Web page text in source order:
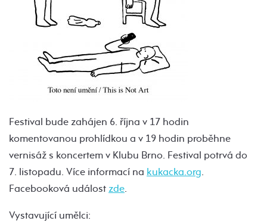
Festival bude zahájen 6. října v 17 hodin
komentovanou prohlídkou a v 19 hodin proběhne
vernisáž s koncertem v Klubu Brno. Festival potrvá do
7. listopadu. Více informací na kukacka.org.
Facebooková událostzde.
Vystavující umělci: